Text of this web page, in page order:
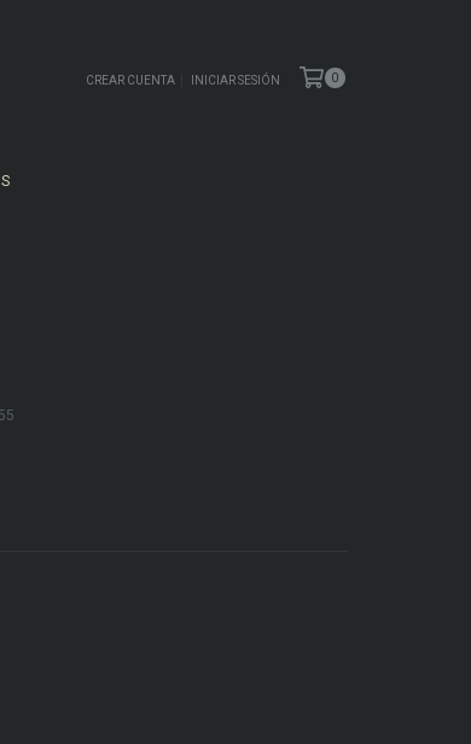
CREAR CUENTA INICIAR SESIÓN 0